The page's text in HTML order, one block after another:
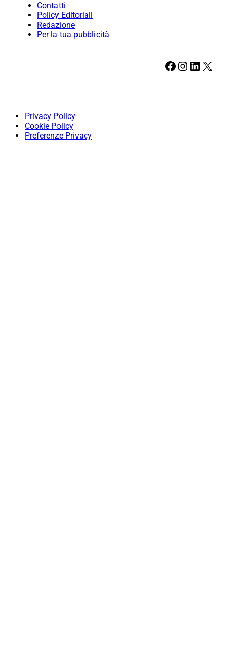
Contatti
Policy Editoriali
Redazione
Per la tua pubblicità
Facebook Instagram LinkedIn X
Privacy Policy
Cookie Policy
Preferenze Privacy